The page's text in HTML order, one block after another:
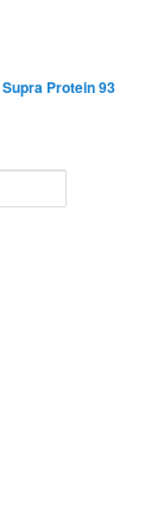
Supra Protein 93